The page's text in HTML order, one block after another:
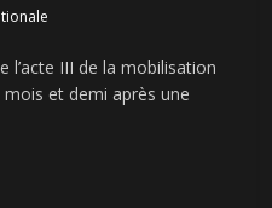
l’acte III de la mobilisation
mois et demi après une